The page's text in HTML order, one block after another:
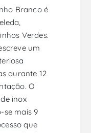
Branco é
Verdes.
um
durante 12
O
inox
se mais 9
que